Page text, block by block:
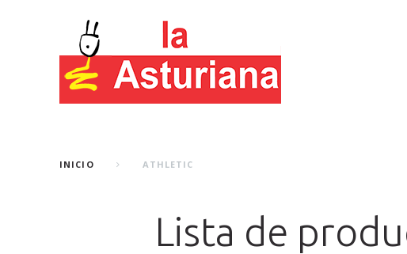
INICIO ATHLETIC
Lista de